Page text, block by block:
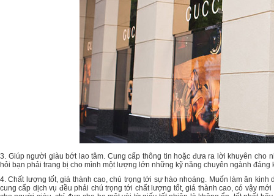
3. Giúp người giàu bớt lao tâm. Cung cấp thông tin hoặc đưa ra lời khuyên
hỏi bạn phải trang bị cho mình một lượng lớn những kỹ năng chuyên ngành đáng
4. Chất lượng tốt, giá thành cao, chú trọng tới sự hào nhoáng. Muốn làm ăn
cung cấp dịch vụ đều phải chú trọng tới chất lượng tốt, giá thành cao, có vậy